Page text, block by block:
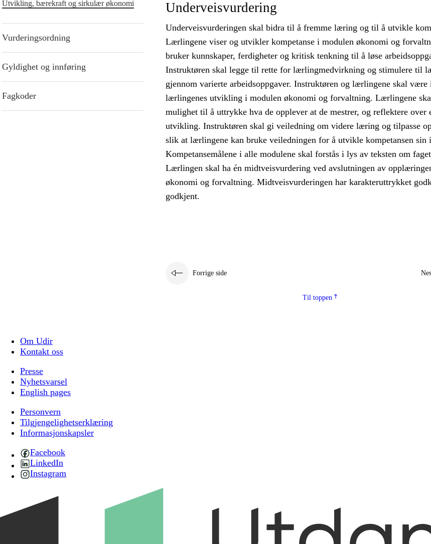
Utvikling, bærekraft og sirkulær økonomi
Vurderingsordning
Gyldighet og innføring
Fagkoder
Underveisvurdering
Underveisvurderingen skal bidra til å fremme læring og til å utvikle
Lærlingene viser og utvikler kompetanse i modulen økonomi og
bruker kunnskaper, ferdigheter og kritisk tenkning til å løse
Instruktøren skal legge til rette for lærlingmedvirkning og stimulere til
gjennom varierte arbeidsoppgaver. Instruktøren og lærlingene skal
lærlingenes utvikling i modulen økonomi og forvaltning. Lærlingene
mulighet til å uttrykke hva de opplever at de mestrer, og reflektere over
utvikling. Instruktøren skal gi veiledning om videre læring og tilpasse
slik at lærlingene kan bruke veiledningen for å utvikle kompetansen sin
Kompetansemålene i alle modulene skal forstås i lys av teksten om
Lærlingen skal ha én midtveisvurdering ved avslutningen av
økonomi og forvaltning. Midtveisvurderingen har karakteruttrykket
godkjent.
Forrige side
Til toppen
Om Udir
Kontakt oss
Presse
Nyhetsvarsel
English pages
Personvern
Tilgjengelighetserklæring
Informasjonskapsler
Facebook
LinkedIn
Instagram